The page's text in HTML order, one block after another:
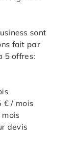
sont
fait par
5 offres:
€ / mois
devis